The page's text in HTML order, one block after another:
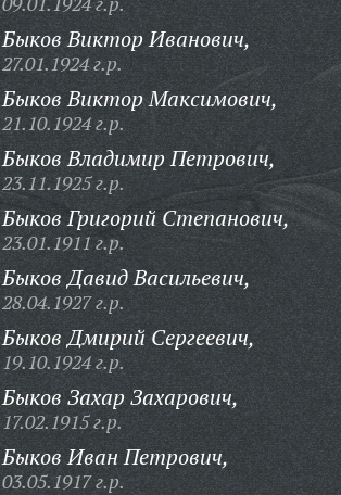
Быков Виктор Иванович,
27.01.1924 г.р.
Быков Виктор Максимович,
21.10.1924 г.р.
Быков Владимир Петрович,
23.11.1925 г.р.
Быков Григорий Степанович,
23.01.1911 г.р.
Быков Давид Васильевич,
28.04.1927 г.р.
Быков Дмирий Сергеевич,
19.10.1924 г.р.
Быков Захар Захарович,
17.02.1915 г.р.
Быков Иван Петрович,
03.05.1917 г.р.